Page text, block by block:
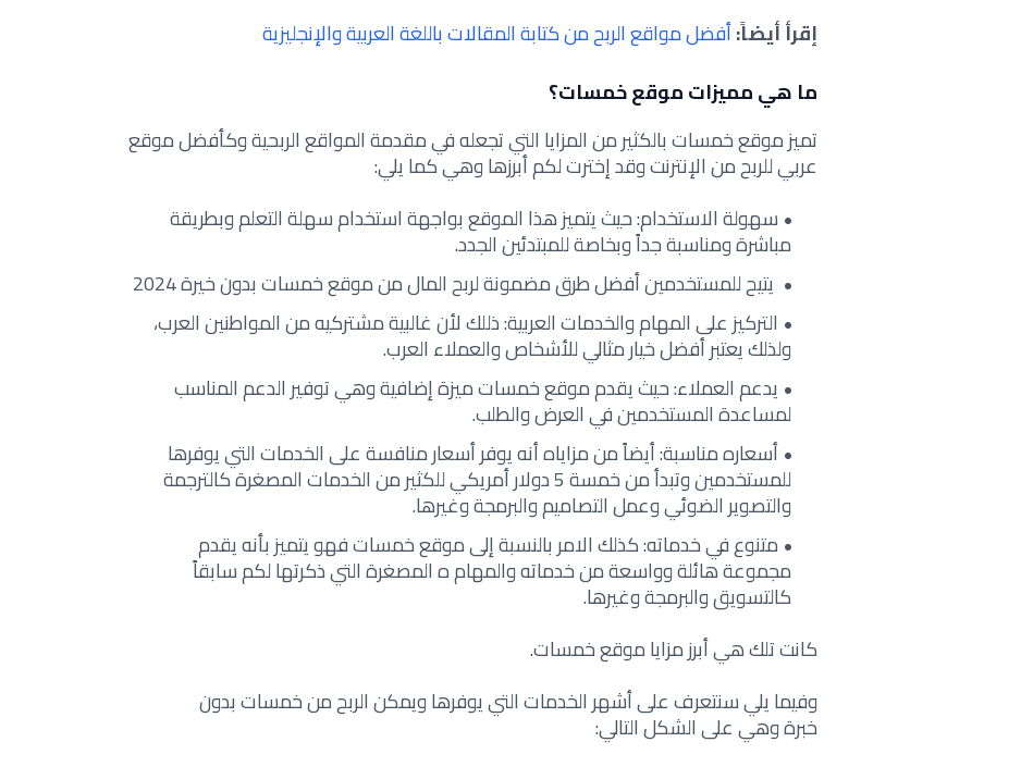
إقرأ أيضاً:أفضل مواقع الربح من كتابة المقالات باللغة العربية والإنجليزية
ما هي مميزات موقع خمسات؟
تميز موقع خمسات بالكثير من المزايا التي تجعله في مقدمة المواقع الربحية وكأفضل موقع
عربي للربح من الإنترنت وقد إخترت لكم أبرزها وهي كما يلي:
سهولة الاستخدام: حيث يتميز هذا الموقع بواجهة استخدام سهلة التعلم وبطريقة
مباشرة ومناسبة جداً وبخاصة للمبتدئين الجدد.
يتيح للمستخدمين أفضل طرق مضمونة لربح المال من موقع خمسات بدون خيرة 2024
التركيز على المهام والخدمات العربية: ذللك لأن غالبية مشتركيه من المواطنين العرب،
ولذلك يعتبر أفضل خيار مثالي للأشخاص والعملاء العرب.
يدعم العملاء: حيث يقدم موقع خمسات ميزة إضافية وهي توفير الدعم المناسب
لمساعدة المستخدمين في العرض والطلب.
أسعاره مناسبة: أيضاً من مزاياه أنه يوفر أسعار منافسة على الخدمات التي يوفرها
للمستخدمين وتبدأ من خمسة 5 دولار أمريكي للكثير من الخدمات المصغرة كالترجمة
والتصوير الضوئي وعمل التصاميم والبرمجة وغيرها.
متنوع في خدماته: كذلك الامر بالنسبة إلى موقع خمسات فهو يتميز بأنه يقدم
مجموعة هائلة وواسعة من خدماته والمهام ه المصغرة التي ذكرتها لكم سابقاً
كالتسويق والبرمجة وغيرها.
كانت تلك هي أبرز مزايا موقع خمسات.
وفيما يلي سنتعرف على أشهر الخدمات التي يوفرها ويمكن الربح من خمسات بدون
خبرة وهي على الشكل التالي: